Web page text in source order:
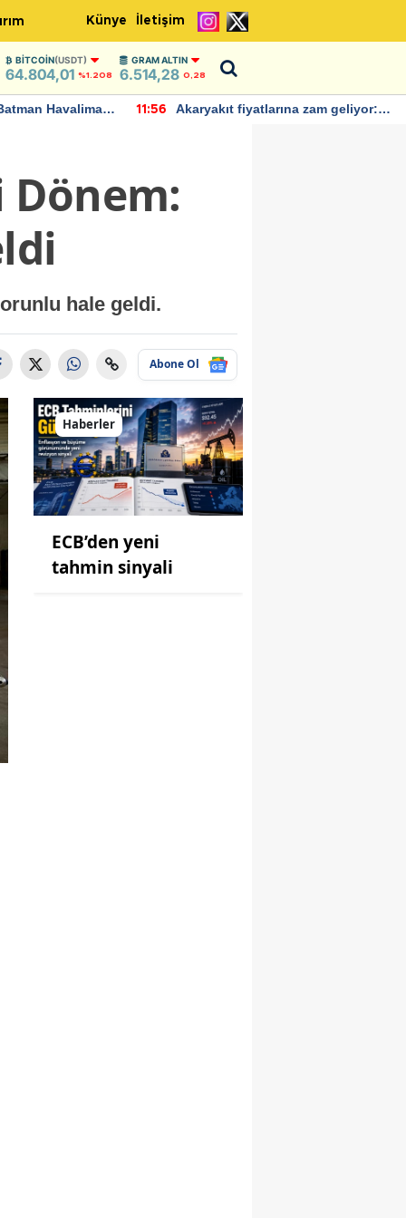
Künye İletişim
BITCOIN(USDT)
64.804,01 %1.208
GRAM ALTIN
6.514,28 0,28
Havalimanı
11:56
Akaryakıt fiyatlarına zam geliyor:
Dönem:
hale geldi.
Abone Ol
Haberler
ECB’den yeni
tahmin sinyali